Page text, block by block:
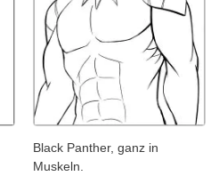
Black Panther, ganz in
Muskeln.